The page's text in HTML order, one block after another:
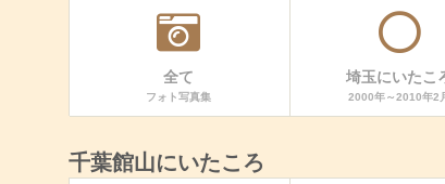
全て
フォト写真集
埼玉にいたこ
2000年～2010年2
千葉館山にいたころ